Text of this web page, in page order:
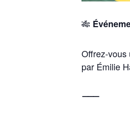
🎋
Offrez-vous
par Émilie
⸻